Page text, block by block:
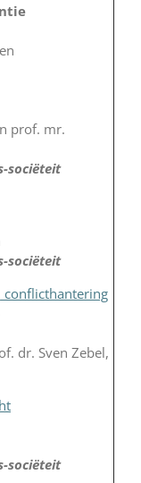
prof. mr.
sociëteit
sociëteit
conflicthantering
dr. Sven Zebel,
sociëteit